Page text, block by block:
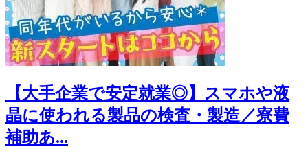
【大手企業で安定就業◎】スマホや液
晶に使われる製品の検査・製造／寮費
補助あ...